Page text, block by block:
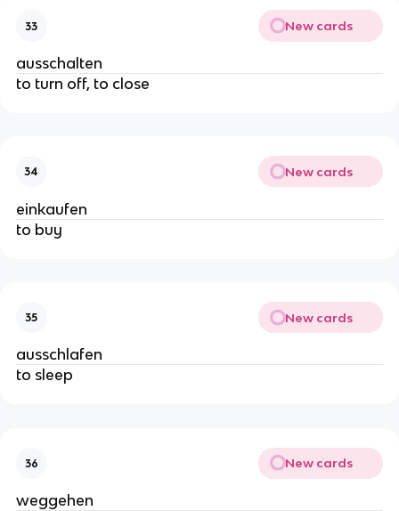
33 New cards
ausschalten
to turn off, to close
34 New cards
einkaufen
to buy
35 New cards
ausschlafen
to sleep
36 New cards
weggehen